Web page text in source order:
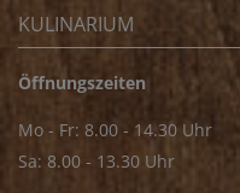
KULINARIUM
Öffnungszeiten
Mo - Fr: 8.00 - 14.30 Uhr
Sa: 8.00 - 13.30 Uhr